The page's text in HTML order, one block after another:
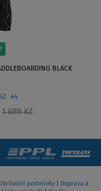
BLACK
44
1 699 Kč
podmínky
Doprava a